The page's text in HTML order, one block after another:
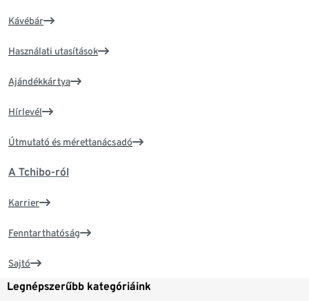
Kávébár
Használati utasítások
Ajándékkártya
Hírlevél
Útmutató és mérettanácsadó
A Tchibo-ról
Karrier
Fenntarthatóság
Sajtó
Legnépszerűbb kategóriáink